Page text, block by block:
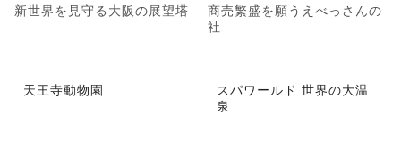
新世界を見守る大阪の展望塔
商売繁盛を願うえべっさんの
社
天王寺動物園
スパワールド 世界の大温
泉